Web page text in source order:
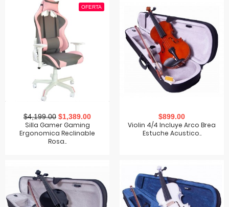
OFERTA
$4,199.00 $1,389.00
Silla Gamer Gaming
Ergonomica Reclinable
Rosa..
$899.00
Violin 4/4 Incluye Arco Brea
Estuche Acustico..